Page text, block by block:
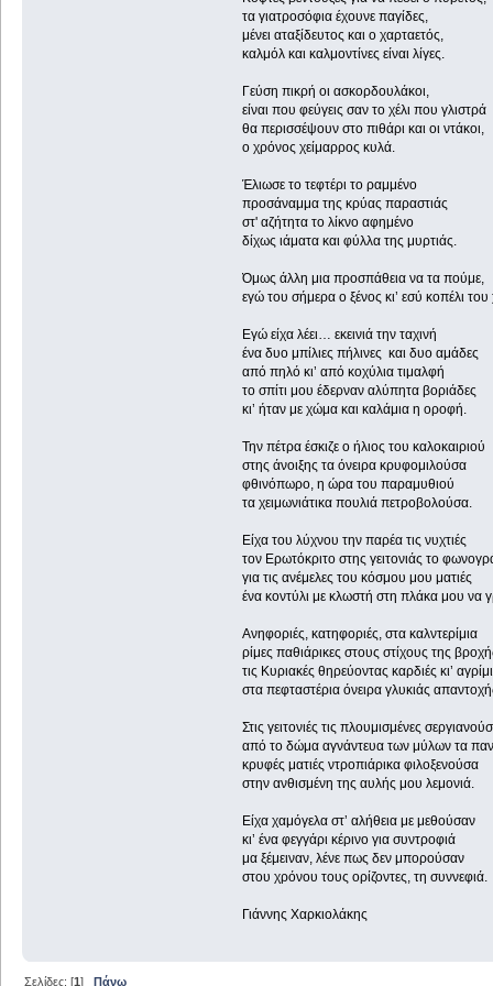
τα γιατροσόφια έχουνε παγίδες,
μένει αταξίδευτος και ο χαρταετός,
καλμόλ και καλμοντίνες είναι λίγες.
Γεύση πικρή οι ασκορδουλάκοι,
είναι που φεύγεις σαν το χέλι που γλιστρά
θα περισσέψουν στο πιθάρι και οι ντάκοι,
ο χρόνος χείμαρρος κυλά.
Έλιωσε το τεφτέρι το ραμμένο
προσάναμμα της κρύας παραστιάς
στ' αζήτητα το λίκνο αφημένο
δίχως ιάματα και φύλλα της μυρτιάς.
Όμως άλλη μια προσπάθεια να τα πούμε,
εγώ του σήμερα ο ξένος κι’ εσύ κοπέλι
Εγώ είχα λέει… εκεινιά την ταχινή
ένα δυο μπίλιες πήλινες και δυο αμάδες
από πηλό κι’ από κοχύλια τιμαλφή
το σπίτι μου έδερναν αλύπητα βοριάδες
κι’ ήταν με χώμα και καλάμια η οροφή.
Την πέτρα έσκιζε ο ήλιος του καλοκαιριού
στης άνοιξης τα όνειρα κρυφομιλούσα
φθινόπωρο, η ώρα του παραμυθιού
τα χειμωνιάτικα πουλιά πετροβολούσα.
Είχα του λύχνου την παρέα τις νυχτιές
τον Ερωτόκριτο στης γειτονιάς το
για τις ανέμελες του κόσμου μου ματιές
ένα κοντύλι με κλωστή στη πλάκα μου να
Ανηφοριές, κατηφοριές, στα καλντερίμια
ρίμες παθιάρικες στους στίχους της
τις Κυριακές θηρεύοντας καρδιές κι’
στα πεφταστέρια όνειρα γλυκιάς
Στις γειτονιές τις πλουμισμένες
από το δώμα αγνάντευα των μύλων τα
κρυφές ματιές ντροπιάρικα φιλοξενούσα
στην ανθισμένη της αυλής μου λεμονιά.
Είχα χαμόγελα στ’ αλήθεια με μεθούσαν
κι’ ένα φεγγάρι κέρινο για συντροφιά
μα ξέμειναν, λένε πως δεν μπορούσαν
στου χρόνου τους ορίζοντες, τη συννεφιά.
Γιάννης Χαρκιολάκης
Σελίδες: [1]Πάνω